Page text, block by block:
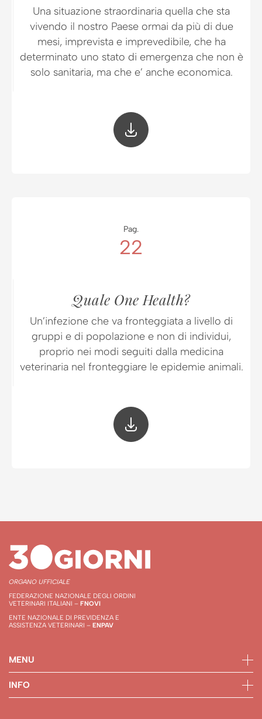
Una situazione straordinaria quella che sta
vivendo il nostro Paese ormai da più di due
mesi, imprevista e imprevedibile, che ha
determinato uno stato di emergenza che non è
solo sanitaria, ma che e’ anche economica.
Pag.
22
Quale One Health?
Un’infezione che va fronteggiata a livello di
gruppi e di popolazione e non di individui,
proprio nei modi seguiti dalla medicina
veterinaria nel fronteggiare le epidemie animali.
ORGANO UFFICIALE
FEDERAZIONE NAZIONALE DEGLI ORDINI
VETERINARI ITALIANI – FNOVI
ENTE NAZIONALE DI PREVIDENZA E
ASSISTENZA VETERINARI – ENPAV
MENU
INFO